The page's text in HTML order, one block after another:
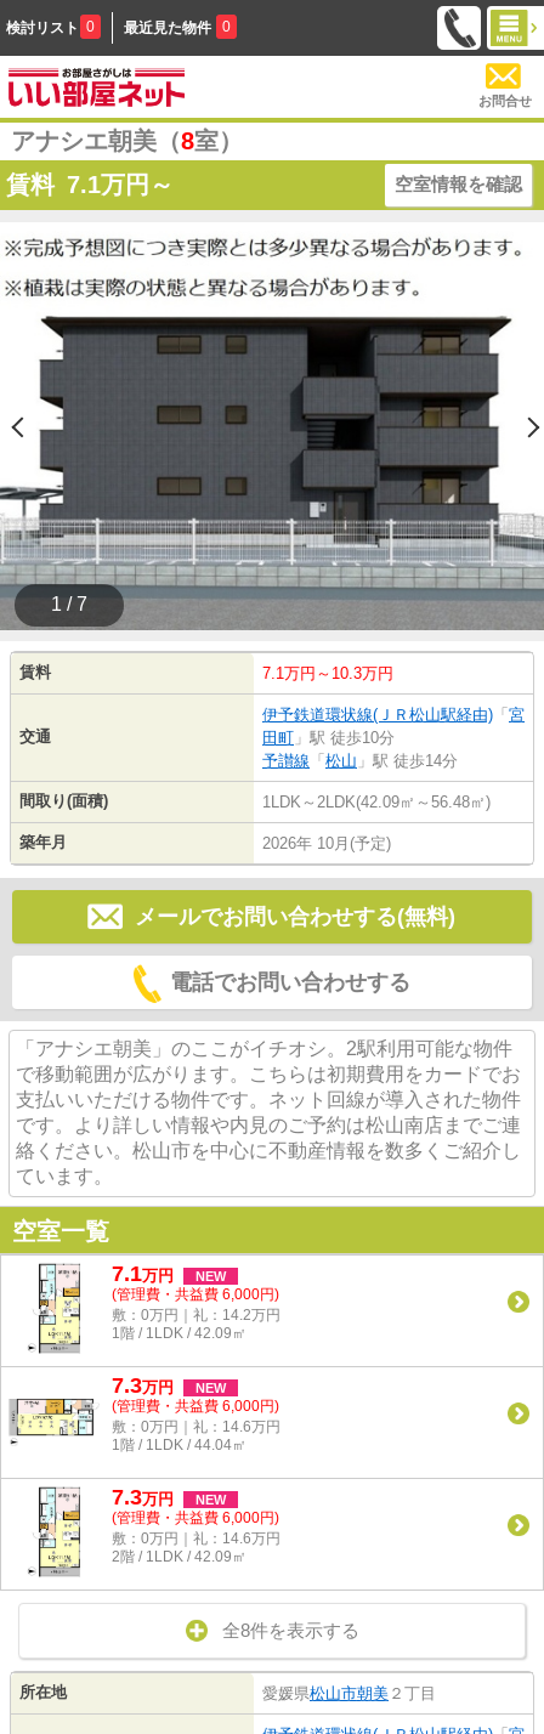
検討リスト 0 最近見た物件 0
お問合せ
アナシエ朝美（8室）
賃料 7.1万円～ 空室情報を確認
1 / 7
賃料 7.1万円～10.3万円
交通
伊予鉄道環状線(ＪＲ松山駅経由) 「 宮
田町 」駅 徒歩10分
予讃線 「 松山 」駅 徒歩14分
間取り(面積) 1LDK～2LDK(42.09㎡～56.48㎡)
築年月 2026年 10月(予定)
メールでお問い合わせする(無料)
電話でお問い合わせする
「アナシエ朝美」のここがイチオシ。2駅利用可能な物件
で移動範囲が広がります。こちらは初期費用をカードでお
支払いいただける物件です。ネット回線が導入された物件
です。より詳しい情報や内見のご予約は松山南店までご連
絡ください。松山市を中心に不動産情報を数多くご紹介し
ています。
空室一覧
7.1万円 NEW
(管理費・共益費 6,000円)
敷：0万円｜礼：14.2万円
1階 / 1LDK / 42.09㎡
7.3万円 NEW
(管理費・共益費 6,000円)
敷：0万円｜礼：14.6万円
1階 / 1LDK / 44.04㎡
7.3万円 NEW
(管理費・共益費 6,000円)
敷：0万円｜礼：14.6万円
2階 / 1LDK / 42.09㎡
全8件を表示する
所在地 愛媛県松山市朝美 ２丁目